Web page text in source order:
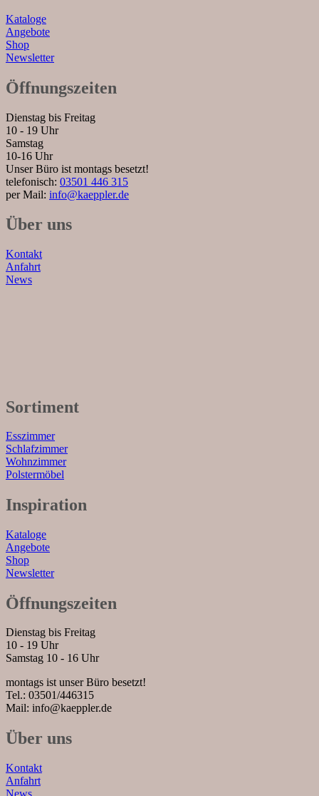
Kataloge
Angebote
Shop
Newsletter
Öffnungszeiten
Dienstag bis Freitag
10 - 19 Uhr
Samstag
10-16 Uhr
Unser Büro ist montags besetzt!
telefonisch: 03501 446 315
per Mail: info@kaeppler.de
Über uns
Kontakt
Anfahrt
News
Sortiment
Esszimmer
Schlafzimmer
Wohnzimmer
Polstermöbel
Inspiration
Kataloge
Angebote
Shop
Newsletter
Öffnungszeiten
Dienstag bis Freitag
10 - 19 Uhr
Samstag 10 - 16 Uhr
montags ist unser Büro besetzt!
Tel.: 03501/446315
Mail: info@kaeppler.de
Über uns
Kontakt
Anfahrt
News